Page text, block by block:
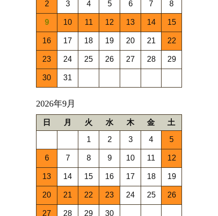
2 3 4 5 6 7 8
9 10 11 12 13 14 15
16 17 18 19 20 21 22
23 24 25 26 27 28 29
30 31
2026年9月
日 月 火 水 木 金 土
1 2 3 4 5
6 7 8 9 10 11 12
13 14 15 16 17 18 19
20 21 22 23 24 25 26
27 28 29 30